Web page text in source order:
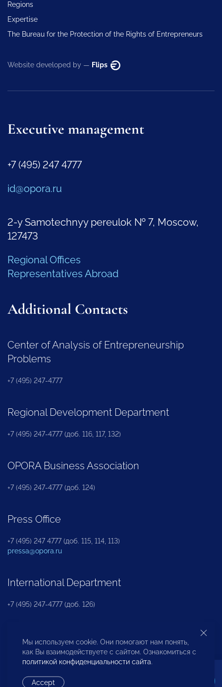
Regions
Expertise
The Bureau for the Protection of the Rights of Entrepreneurs
Website developed by — Flips
Executive management
+7 (495) 247 4777
id@opora.ru
2-y Samotechnyy pereulok № 7, Moscow,
127473
Regional Offices
Representatives Abroad
Additional Contacts
Center of Analysis of Entrepreneurship
Problems
+7 (495) 247-4777
Regional Development Department
+7 (495) 247-4777 (доб. 116, 117, 132)
OPORA Business Association
+7 (495) 247-4777 (доб. 124)
Press Office
+7 (495) 247 4777 (доб. 115, 114, 113)
pressa@opora.ru
International Department
+7 (495) 247-4777 (доб. 126)
Business and Investment Rights Protection
Department
Мы используем cookie. Они помогают нам понять,
как Вы взаимодействуете с сайтом. Ознакомиться с
политикой конфиденциальности сайта.
Accept